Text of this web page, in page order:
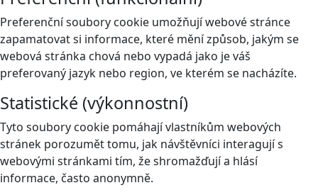
Preferenční soubory cookie umožňují webové stránce
zapamatovat si informace, které mění způsob, jakým se
webová stránka chová nebo vypadá jako je váš
preferovaný jazyk nebo region, ve kterém se nacházíte.
Statistické (výkonnostní)
Tyto soubory cookie pomáhají vlastníkům webových
stránek porozumět tomu, jak návštěvníci interagují s
webovými stránkami tím, že shromažďují a hlásí
informace, často anonymně.